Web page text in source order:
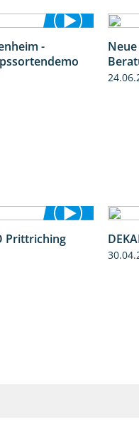
-
5:34
Prittriching